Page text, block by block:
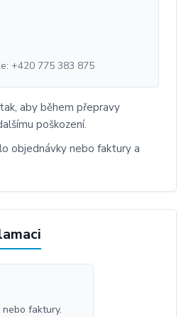
+420 775 383 875
aby během přepravy
poškození.
objednávky nebo faktury a
faktury.